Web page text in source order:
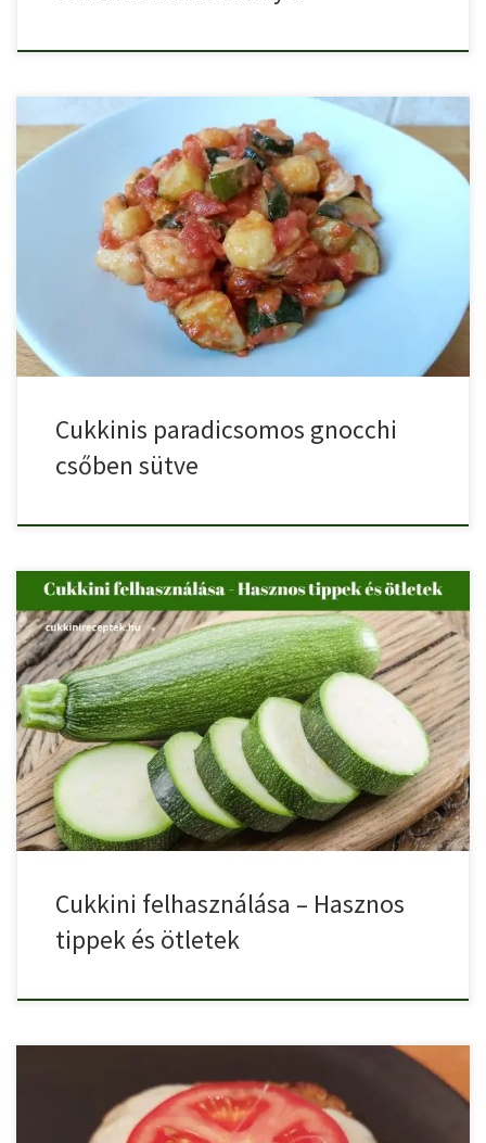
A cukkinis paradicsomos gnocchi ötletét a gnocchi alla sorrentina
Cukkinis paradicsomos gnocchi
csőben sütve
Nincs talán még egy olyan zöldség, amit olyan változatosan lehet
[…]
Cukkini felhasználása – Hasznos
tippek és ötletek